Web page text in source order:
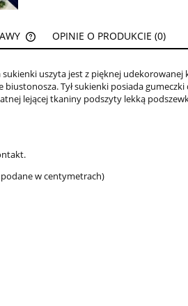
CENA NIE ZAWIERA
KOSZTÓW PŁATNOŚCI
OPINIE O PRODUKCIE (0)
sukienki uszyta jest z pięknej
Tył sukienki posiada
lejącej tkaniny podszyty lekką
prosimy o
w centymetrach)